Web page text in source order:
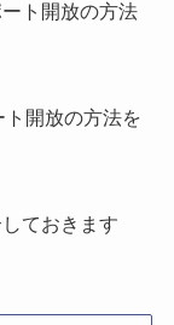
ト開放の方法
開放の方法を
ておきます